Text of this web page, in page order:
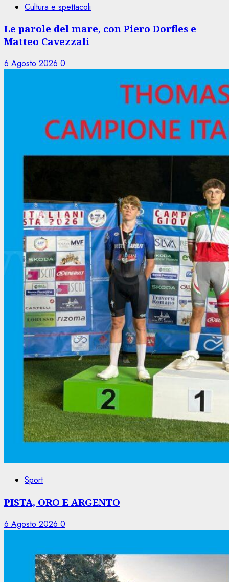
Cultura e spettacoli
Le parole del mare, con Piero Dorfles e
Matteo Cavezzali
6 Agosto 2026 0
Sport
PISTA, ORO E ARGENTO
6 Agosto 2026 0